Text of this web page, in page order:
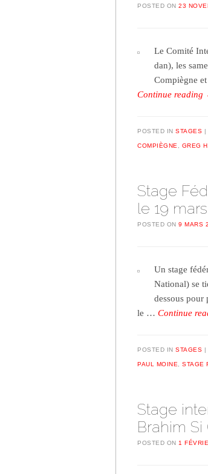
POSTED ON 23
Le Comité
dan), les
Compiègne
Continue reading
POSTED IN STAGES
COMPIÈGNE GREG
Stage
le 19
POSTED ON 9 MARS
Un stage
National) se
dessous pour
le … Continue
POSTED IN STAGES
PAUL MOINE STAGE
Stage
Brahim Si
POSTED ON 1